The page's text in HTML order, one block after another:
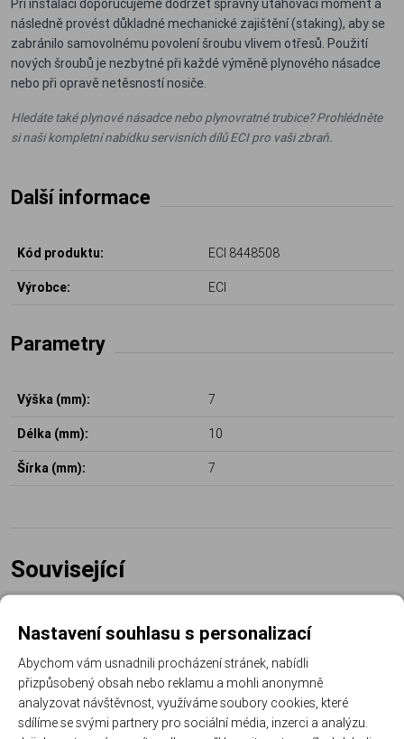
následně provést důkladné mechanické zajištění (staking), aby se
zabránilo samovolnému povolení šroubu vlivem otřesů. Použití
nových šroubů je nezbytné při každé výměně plynového násadce
nebo při opravě netěsností nosiče.
Hledáte také plynové násadce nebo plynovratné trubice? Prohlédněte
si naši kompletní nabídku servisních dílů ECI pro vaši zbraň.
Další informace
Kód produktu: ECI 8448508
Výrobce: ECI
Parametry
Výška (mm): 7
Délka (mm): 10
Šírka (mm): 7
Související
Nastavení souhlasu s personalizací
Abychom vám usnadnili procházení stránek, nabídli
přizpůsobený obsah nebo reklamu a mohli anonymně
analyzovat návštěvnost, využíváme soubory cookies, které
sdílíme se svými partnery pro sociální média, inzerci a analýzu.